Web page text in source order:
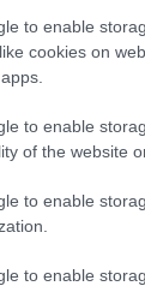
to enable
cookies on
to enable
of the website
to enable
to enable
a
akkor is, ha a
az